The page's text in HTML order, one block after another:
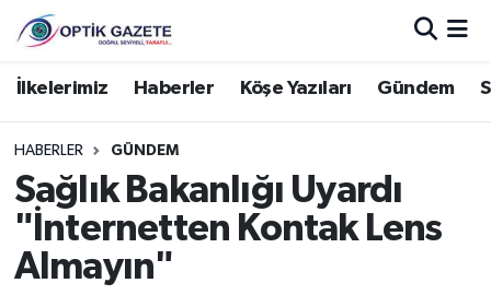
İlkelerimiz Haberler Köşe Yazıları Gündem
HABERLER GÜNDEM
Sağlık Bakanlığı Uyardı
"İnternetten Kontak Lens
Almayın"
Nöbetçi Eczaneler
Hava Durumu
İstanbul Namaz Vakitleri
Trafik Durumu